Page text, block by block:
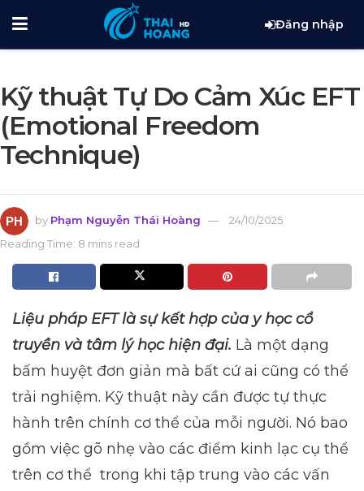
Đăng nhập
Kỹ thuật Tự Do Cảm Xúc EFT
(Emotional Freedom
Technique)
by Phạm Nguyễn Thái Hoàng
24/10/2025
Reading Time: 8 mins read
Liệu pháp EFT là sự kết hợp của y học cổ
truyền và tâm lý học hiện đại. Là một dạng
bấm huyệt đơn giản mà bất cứ ai cũng có thể
trải nghiệm. Kỹ thuật này cần được tự thực
hành trên chính cơ thể của mỗi người. Nó bao
gồm việc gõ nhẹ vào các điểm kinh lạc cụ thể
trên cơ thể trong khi tập trung vào các vấn